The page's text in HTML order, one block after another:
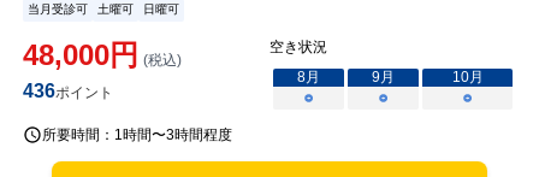
当月受診可 土曜可 日曜可
48,000円 (税込)
436ポイント
空き状況
8月 9月 10月
○
○ ○
所要時間： 1時間〜3時間程度